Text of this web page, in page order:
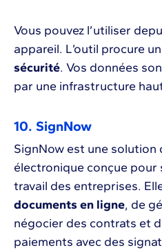
Vous pouvez l’utiliser
appareil. L’outil procure un
sécurité. Vos données
par une infrastructure
10. SignNow
SignNow est une solution
électronique conçue pour
travail des entreprises.
documents en ligne, de
négocier des contrats et
paiements avec des